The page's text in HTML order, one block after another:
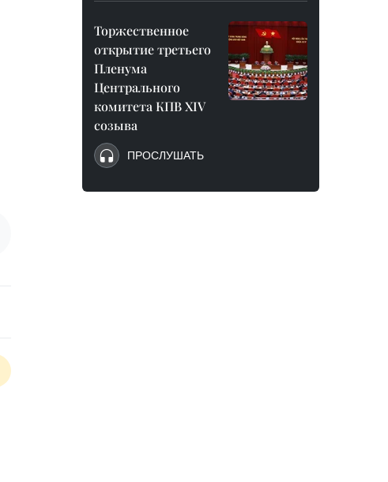
Торжественное
открытие третьего
Пленума
Центрального
комитета КПВ XIV
созыва
ПРОСЛУШАТЬ